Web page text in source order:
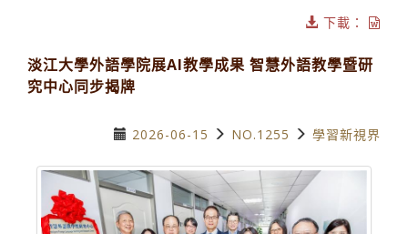
下載：
淡江大學外語學院展AI教學成果 智慧外語教學暨研
究中心同步揭牌
2026-06-15 NO.1255 學習新視界